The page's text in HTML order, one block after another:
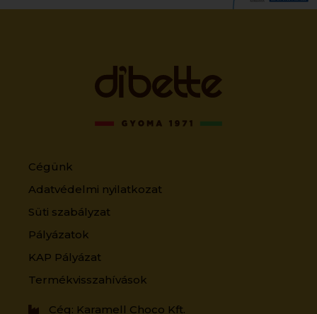
Cégünk
Adatvédelmi nyilatkozat
Süti szabályzat
Pályázatok
KAP Pályázat
Termékvisszahívások
Cég: Karamell Choco Kft.